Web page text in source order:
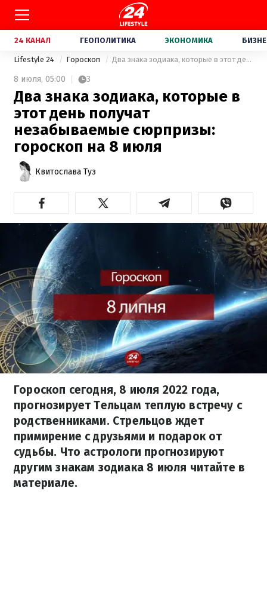
24 КАНАЛ ГЕОПОЛИТИКА ЭКОНОМИКА
Lifestyle 24 Гороскоп Два знака зодиака, которые в этот день получат незабываемые сюрпризы: гороскоп на 8 июля
8 июля, 05:00 3
Два знака зодиака, которые в
этот день получат
незабываемые сюрпризы:
гороскоп на 8 июля
Квитослава Туз
Гороскоп сегодня, 8 июля 2022 года,
прогнозирует Тельцам теплую встречу с
родственниками. Стрельцов ждет
примирение с друзьями и подарок от
судьбы. Что астрологи прогнозируют
другим знакам зодиака 8 июля читайте в
материале.